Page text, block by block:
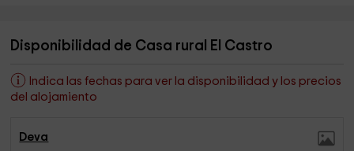
Disponibilidad de Casa rural El Castro
Indica las fechas para ver la disponibilidad y los precios
del alojamiento
Deva